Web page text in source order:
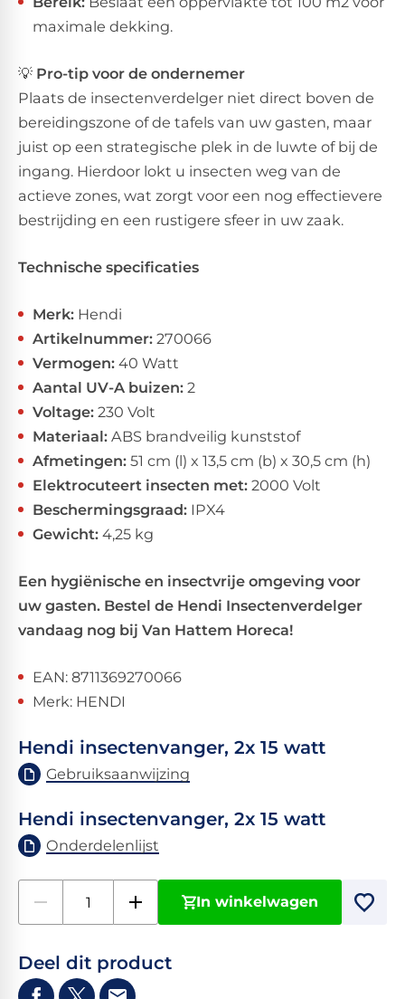
maximale dekking.
💡 Pro-tip voor de ondernemer
Plaats de insectenverdelger niet direct boven de
bereidingszone of de tafels van uw gasten, maar
juist op een strategische plek in de luwte of bij de
ingang. Hierdoor lokt u insecten weg van de
actieve zones, wat zorgt voor een nog effectievere
bestrijding en een rustigere sfeer in uw zaak.
Technische specificaties
Merk: Hendi
Artikelnummer: 270066
Vermogen: 40 Watt
Aantal UV-A buizen: 2
Voltage: 230 Volt
Materiaal: ABS brandveilig kunststof
Afmetingen: 51 cm (l) x 13,5 cm (b) x 30,5 cm (h)
Elektrocuteert insecten met: 2000 Volt
Beschermingsgraad: IPX4
Gewicht: 4,25 kg
Een hygiënische en insectvrije omgeving voor
uw gasten. Bestel de Hendi Insectenverdelger
vandaag nog bij Van Hattem Horeca!
EAN: 8711369270066
Merk: HENDI
Hendi insectenvanger, 2x 15 watt
Gebruiksaanwijzing
Hendi insectenvanger, 2x 15 watt
Onderdelenlijst
In winkelwagen
Deel dit product